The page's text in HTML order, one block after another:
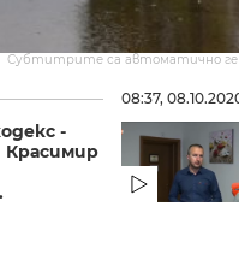
Субтитрите са автоматично
-
08:37,